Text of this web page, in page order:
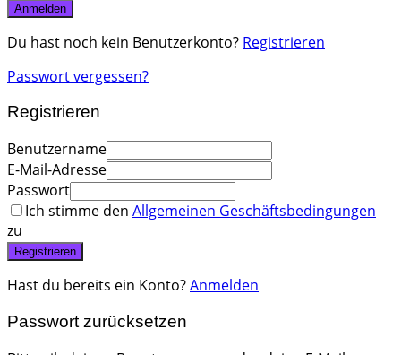
Anmelden
Du hast noch kein Benutzerkonto? Registrieren
Passwort vergessen?
Registrieren
Benutzername
E-Mail-Adresse
Passwort
Ich stimme den Allgemeinen Geschäftsbedingungen
zu
Registrieren
Hast du bereits ein Konto?Anmelden
Passwort zurücksetzen